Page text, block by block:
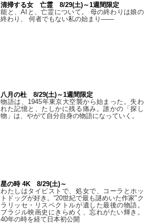
清掃する女 亡霊 8/29(土)～1週間限定
能と、AIと、亡霊について。 母の終わりは娘の
終わり、 何者でもない私の始まり――
八月の杜 8/29(土)～1週間限定
物語は、1945年東京大空襲から始まった。失わ
れた記憶と、たしかに残る痛み。誰かの「探し
物」は、やがて自分自身の物語になっていく。
星の時 4K 8/29(土)～
わたしはタイピストで、処⼥で、コーラとホッ
トドッグが好き。“20世紀で最も謎めいた作家”ク
ラリッセ・リスペクトルが遺した最後の物語。
ブラジル映画史にきらめく、忘れがたい輝き。
40年の時を経て⽇本初公開